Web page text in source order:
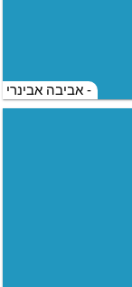
- אביבה אבינרי